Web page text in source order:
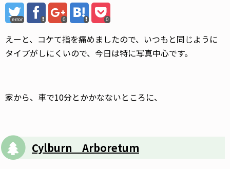
error 0 0
えーと、コケて指を痛めましたので、いつもと同じように
タイプがしにくいので、今日は特に写真中心です。
家から、車で10分とかかなないところに、
Cylburn Arboretum